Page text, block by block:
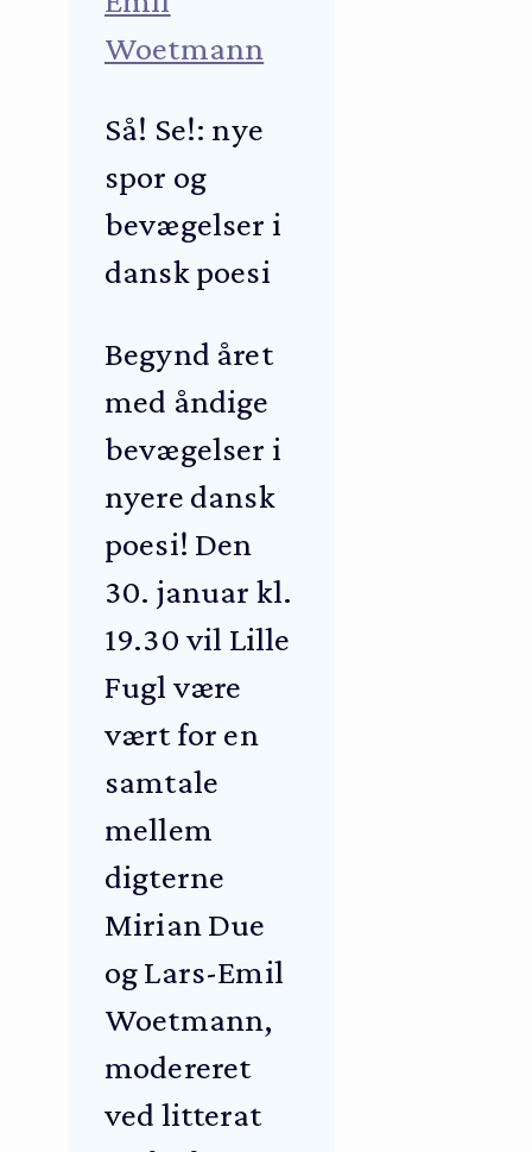
Woetmann
Så! Se!: nye
spor og
bevægelser i
dansk poesi
Begynd året
med åndige
bevægelser i
nyere dansk
poesi! Den
30. januar kl.
19.30 vil Lille
Fugl være
vært for en
samtale
mellem
digterne
Mirian Due
og Lars-Emil
Woetmann,
modereret
ved litterat